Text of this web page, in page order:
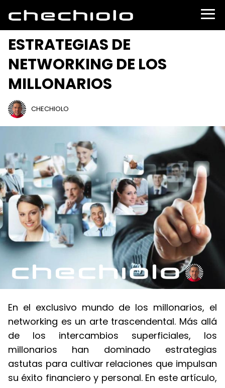
ESTRATEGIAS DE
NETWORKING DE LOS
MILLONARIOS
CHECHIOLO
En el exclusivo mundo de los millonarios, el
networking es un arte trascendental. Más allá
de los intercambios superficiales, los
millonarios han dominado estrategias
astutas para cultivar relaciones que impulsan
su éxito financiero y personal. En este artículo,